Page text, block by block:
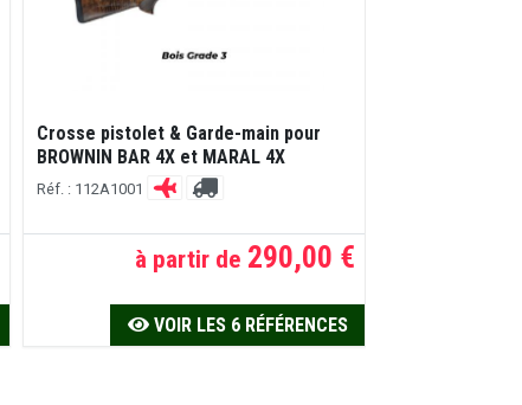
Crosse pistolet & Garde-main pour
BROWNIN BAR 4X et MARAL 4X
Réf. : 112A1001
à partir de 290,00 €
VOIR LES 6 RÉFÉRENCES